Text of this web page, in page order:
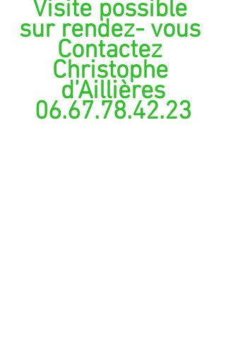
Visite possible
sur rendez- vous
Contactez
Christophe
d’Aillières
06.67.78.42.23